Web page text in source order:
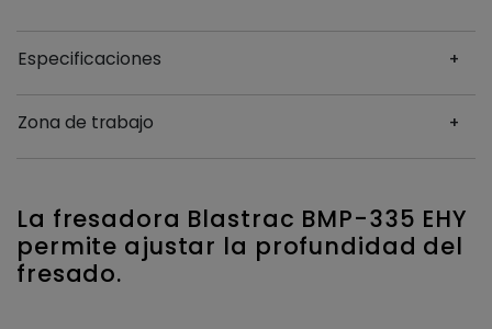
Especificaciones
Zona de trabajo
La fresadora Blastrac BMP-335 EHY
permite ajustar la profundidad del
fresado.